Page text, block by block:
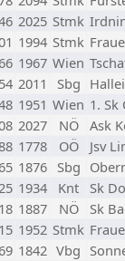
2025 Stmk
1994 Stmk
1967 Wien
2011 Sbg
1951 Wien 1.
2027 NÖ
Ask
1778 OÖ
Jsv
1876 Sbg
1934 Knt
Sk
1887 NÖ
Sk
1952 Stmk
1842 Vbg